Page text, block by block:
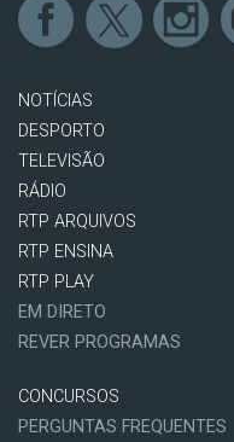
NOTÍCIAS
DESPORTO
TELEVISÃO
RÁDIO
RTP ARQUIVOS
RTP ENSINA
RTP PLAY
EM DIRETO
REVER PROGRAMAS
CONCURSOS
PERGUNTAS FREQUENTES